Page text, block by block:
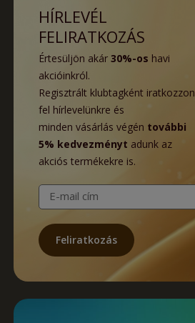
HÍRLEVÉL
FELIRATKOZÁS
Értesüljön akár 30%-os havi
akcióinkról.
Regisztrált klubtagként iratkozzon
fel hírlevelünkre és
minden vásárlás végén további
5% kedvezményt adunk az
akciós termékekre is.
E-mail cím
Feliratkozás